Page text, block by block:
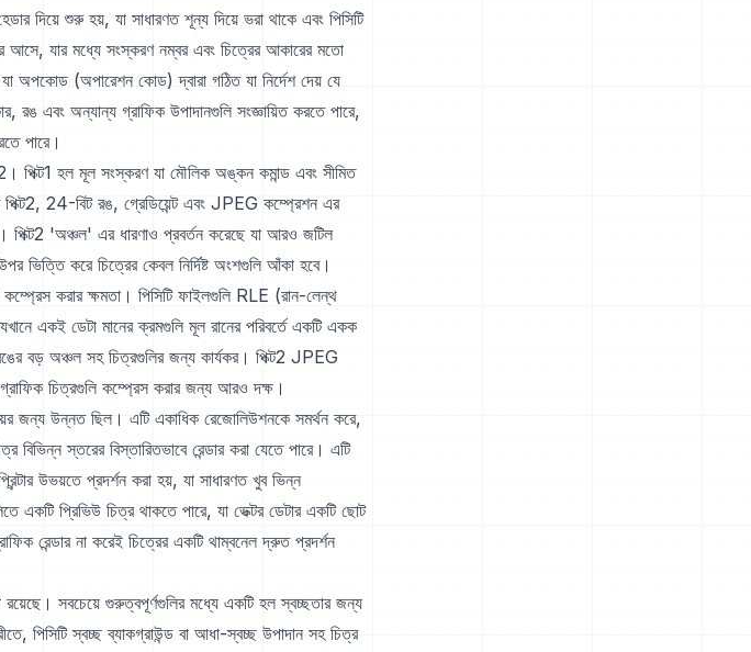
দিয়ে শুরু হয়, যা সাধারণত শূন্য দিয়ে ভরা থাকে এবং পিসিটি
আসে, যার মধ্যে সংস্করণ নম্বর এবং চিত্রের আকারের মতো
অপকোড (অপারেশন কোড) দ্বারা গঠিত যা নির্দেশ দেয় যে
রঙ এবং অন্যান্য গ্রাফিক উপাদানগুলি সংজ্ঞায়িত করতে পারে,
পারে।
পিক্ট1 হল মূল সংস্করণ যা মৌলিক অঙ্কন কমান্ড এবং সীমিত
24-বিট রঙ, গ্রেডিয়েন্ট এবং JPEG কম্প্রেশন এর
'অঞ্চল' এর ধারণাও প্রবর্তন করেছে যা আরও জটিল
ভিত্তি করে চিত্রের কেবল নির্দিষ্ট অংশগুলি আঁকা হবে।
কম্প্রেস করার ক্ষমতা। পিসিটি ফাইলগুলি RLE (রান-লেন্থ
একই ডেটা মানের ক্রমগুলি মূল রানের পরিবর্তে একটি একক
বড় অঞ্চল সহ চিত্রগুলির জন্য কার্যকর। পিক্ট2 JPEG
চিত্রগুলি কম্প্রেস করার জন্য আরও দক্ষ।
জন্য উন্নত ছিল। এটি একাধিক রেজোলিউশনকে সমর্থন করে,
স্তরের বিস্তারিতভাবে রেন্ডার করা যেতে পারে। এটি
উভয়তে প্রদর্শন করা হয়, যা সাধারণত খুব ভিন্ন
একটি প্রিভিউ চিত্র থাকতে পারে, যা ভেক্টর ডেটার একটি ছোট
রেন্ডার না করেই চিত্রের একটি থাম্বনেল দ্রুত প্রদর্শন
রয়েছে। সবচেয়ে গুরুত্বপূর্ণগুলির মধ্যে একটি হল স্বচ্ছতার জন্য
পিসিটি স্বচ্ছ ব্যাকগ্রাউন্ড বা আধা-স্বচ্ছ উপাদান সহ চিত্র